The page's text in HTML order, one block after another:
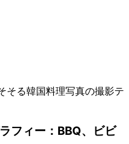
そる韓国料理写真の撮影テ
フィー：BBQ、ビビ